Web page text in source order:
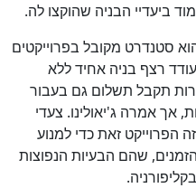
סטנדרט מקובל בפרוייקטים
רצף בניה אחיד ללא
תקבל תשלום גם בעבור
אך אמרה ג'יאולינו. צעדי
הפרוייקט זאת כדי למנוע
הזמנים, שהם הבעיות הנפוצות